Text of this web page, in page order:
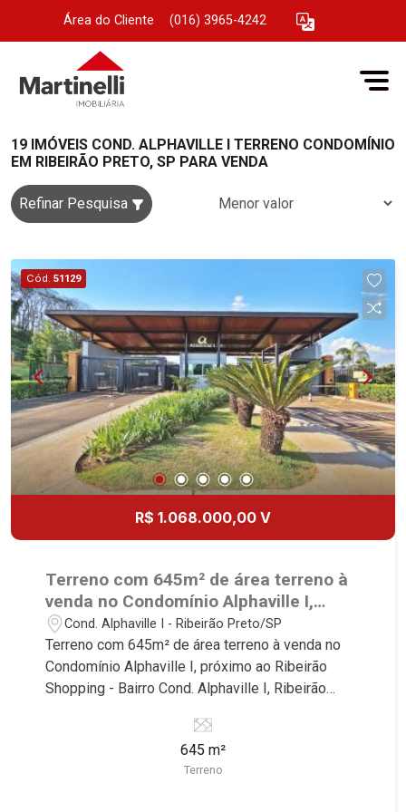
Área do Cliente (016) 3965-4242
19 IMÓVEIS COND. ALPHAVILLE I TERRENO CONDOMÍNIO
EM RIBEIRÃO PRETO, SP PARA VENDA
Refinar Pesquisa
Cód. 51129
R$ 1.068.000,00 V
Terreno com 645m² de área terreno à
venda no Condomínio Alphaville I,
próximo ao Ribeirão Shopping -
Ribeirão Preto/SP.
Cond. Alphaville I - Ribeirão Preto/SP
Terreno com 645m² de área terreno à venda no
Condomínio Alphaville I, próximo ao Ribeirão
Shopping - Bairro Cond. Alphaville I, Ribeirão
imóvel que a Martinelli Imobiliária selecionou
fechado - Portaria 24hr Martinelli Imobiliária -
645 m²
Terreno